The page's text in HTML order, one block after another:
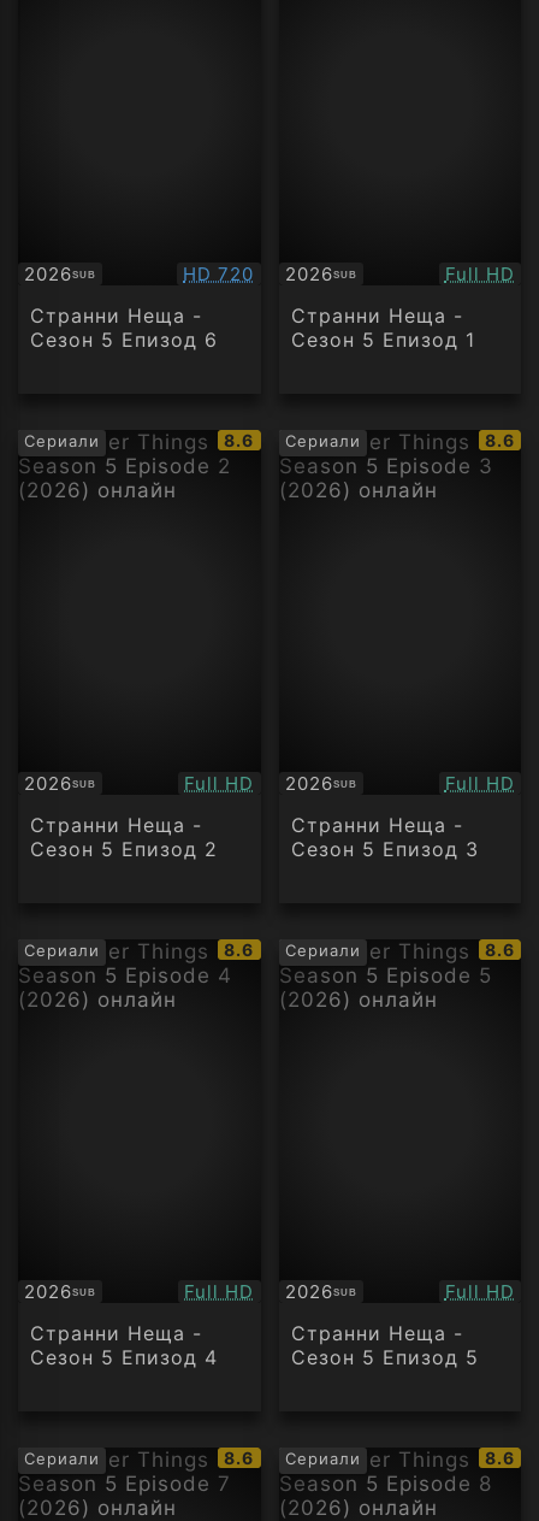
2026SUB
Субтитри Качество:
HD 720
Странни Неща -
Сезон 5 Епизод 6
2026SUB
Субтитри Full HD
Странни Неща -
Сезон 5 Епизод 1
Сериали
IMDb
рейтинг:
8.6
2026SUB
Субтитри Качество:
Full HD
Странни Неща -
Сезон 5 Епизод 2
Сериали
IMDb
8.6
2026SUB
Субтитри Full HD
Странни Неща -
Сезон 5 Епизод 3
Сериали
IMDb
рейтинг:
8.6
2026SUB
Субтитри Качество:
Full HD
Странни Неща -
Сезон 5 Епизод 4
Сериали
IMDb
8.6
2026SUB
Субтитри Full HD
Странни Неща -
Сезон 5 Епизод 5
Сериали
IMDb
рейтинг:
8.6 Сериали
IMDb
8.6